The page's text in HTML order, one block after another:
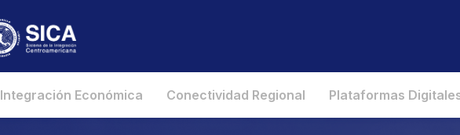
Integración Económica Conectividad Regional Plataformas